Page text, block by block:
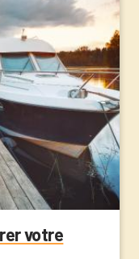
votre